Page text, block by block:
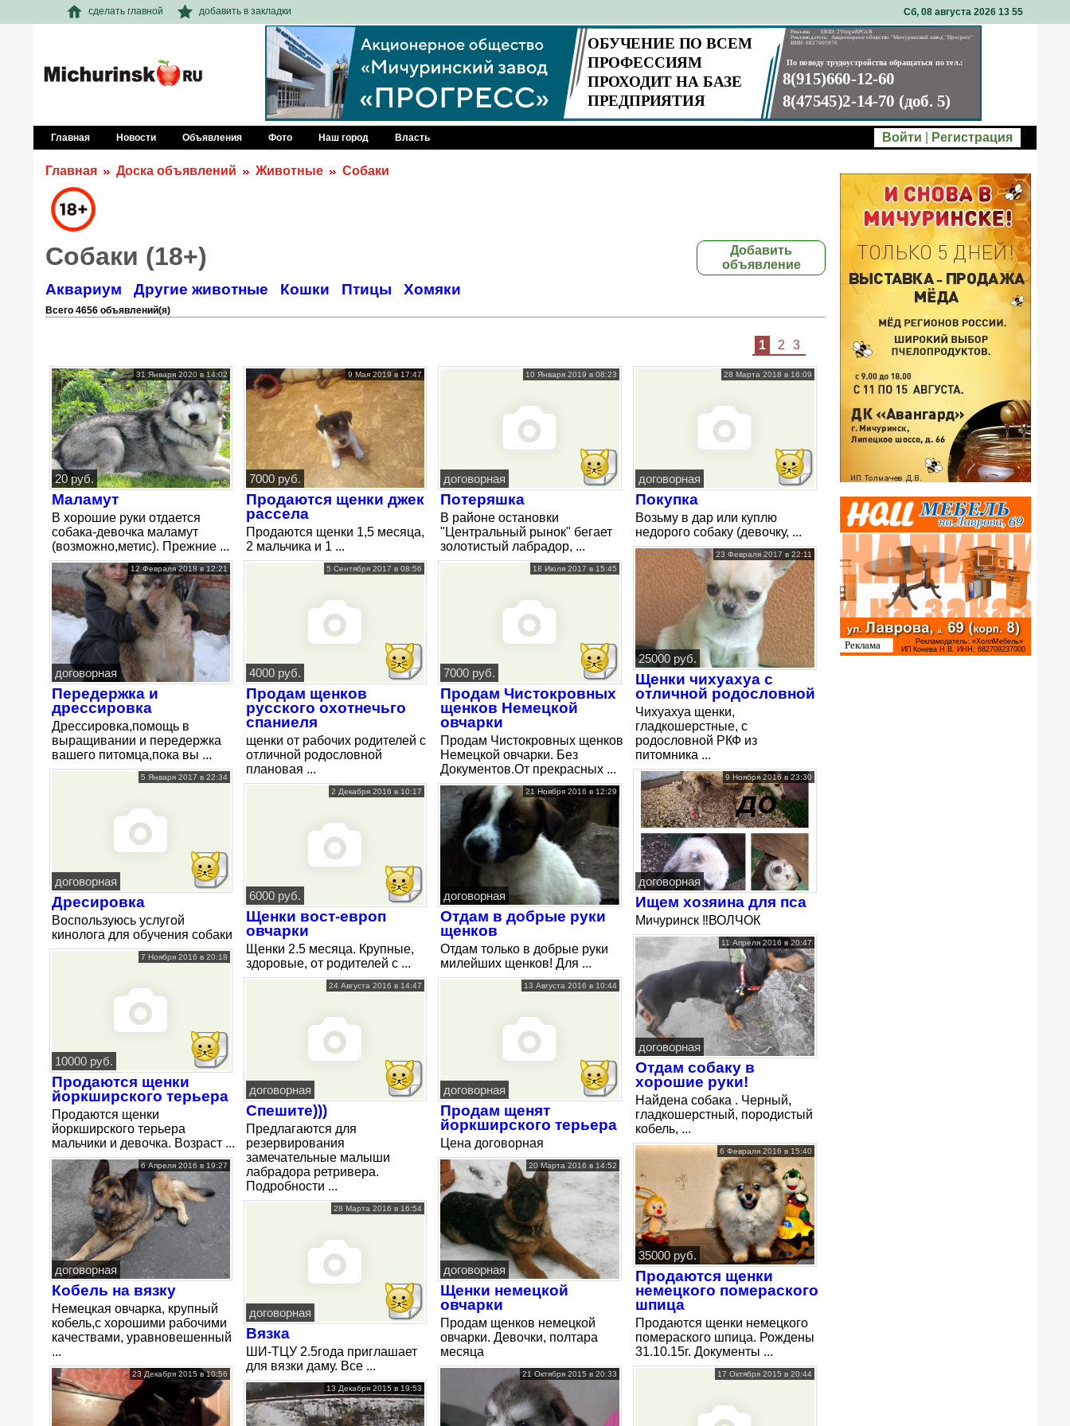
сделать главной добавить в закладки Сб, 08 августа 2026 13: 55
Главная Новости Объявления Фото Наш город Власть Войти Регистрация
Главная Доска объявлений Животные Собаки
Собаки (18+)
Добавить
объявление
Аквариум Другие животные Кошки Птицы Хомяки
Всего 4656 объявлений(я)
1 2 3
31 Января 2020 в 14:02
20 руб.
Маламут
В хорошие руки отдается
собака-девочка маламут
(возможно,метис). Прежние ...
12 Февраля 2018 в 12:21
договорная
Передержка и
дрессировка
Дрессировка,помощь в
выращивании и передержка
вашего питомца,пока вы ...
5 Января 2017 в 22:34
договорная
Дресировка
Воспользуюсь услугой
кинолога для обучения собаки
7 Ноября 2016 в 20:18
10000 руб.
Продаются щенки
йоркширского терьера
Продаются щенки
йоркширского терьера
мальчики и девочка. Возраст ...
6 Апреля 2016 в 19:27
договорная
Кобель на вязку
Немецкая овчарка, крупный
кобель,с хорошими рабочими
качествами, уравновешенный
...
23 Декабря 2015 в 10:56
9 Мая 2019 в 17:47
7000 руб.
Продаются щенки джек
рассела
Продаются щенки 1,5 месяца,
2 мальчика и 1 ...
5 Сентября 2017 в 08:56
4000 руб.
Продам щенков
русского охотнечьго
спаниеля
щенки от рабочих родителей с
отличной родословной
плановая ...
2 Декабря 2016 в 10:17
6000 руб.
Щенки вост-европ
овчарки
Щенки 2.5 месяца. Крупные,
здоровые, от родителей с ...
24 Августа 2016 в 14:47
договорная
Спешите)))
Предлагаются для
резервирования
замечательные малыши
лабрадора ретривера.
Подробности ...
28 Марта 2016 в 16:54
договорная
Вязка
ШИ-ТЦУ 2.5года приглашает
для вязки даму. Все ...
13 Декабря 2015 в 19:53
10 Января 2019 в 08:23
договорная
Потеряшка
В районе остановки
"Центральный рынок" бегает
золотистый лабрадор, ...
18 Июля 2017 в 15:45
7000 руб.
Продам Чистокровных
щенков Немецкой
овчарки
Продам Чистокровных щенков
Немецкой овчарки. Без
Документов.От прекрасных ...
21 Ноября 2016 в 12:29
договорная
Отдам в добрые руки
щенков
Отдам только в добрые руки
милейших щенков! Для ...
13 Августа 2016 в 10:44
договорная
Продам щенят
йоркширского терьера
Цена договорная
20 Марта 2016 в 14:52
договорная
Щенки немецкой
овчарки
Продам щенков немецкой
овчарки. Девочки, полтара
месяца
21 Октября 2015 в 20:33
28 Марта 2018 в 16:09
договорная
Покупка
Возьму в дар или куплю
недорого собаку (девочку, ...
23 Февраля 2017 в 22:11
25000 руб.
Щенки чихуахуа с
отличной родословной
Чихуахуа щенки,
гладкошерстные, с
родословной РКФ из
питомника ...
9 Ноября 2016 в 23:30
договорная
Ищем хозяина для пса
️Мичуринск ‼️ВОЛЧОК
11 Апреля 2016 в 20:47
договорная
Отдам собаку в
хорошие руки!
Найдена собака . Черный,
гладкошерстный, породистый
кобель, ...
6 Февраля 2016 в 15:40
35000 руб.
Продаются щенки
немецкого помераского
шпица
Продаются щенки немецкого
помераского шпица. Рождены
31.10.15г. Документы ...
17 Октября 2015 в 20:44